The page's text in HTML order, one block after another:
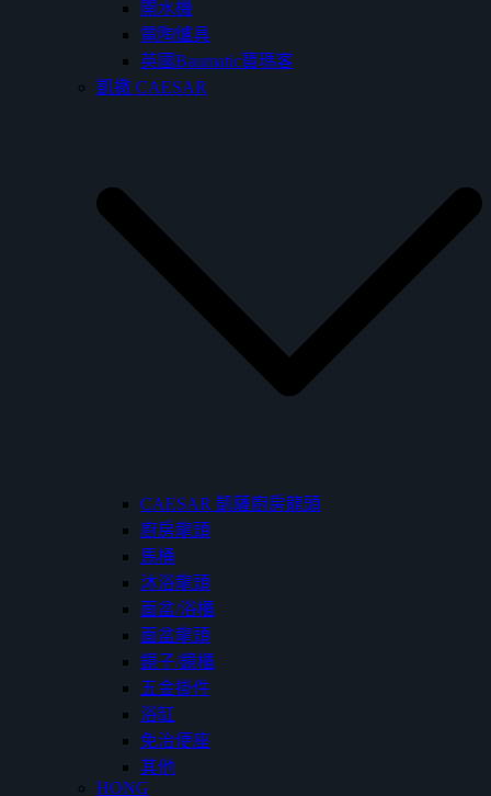
開水機
電陶爐具
英國Baumatic寶瑪客
凱撒 CAESAR
CAESAR 凱薩廚房龍頭
廚房龍頭
馬桶
沐浴龍頭
面盆/浴櫃
面盆龍頭
鏡子/鏡櫃
五金掛件
浴缸
免治便座
其他
HONG